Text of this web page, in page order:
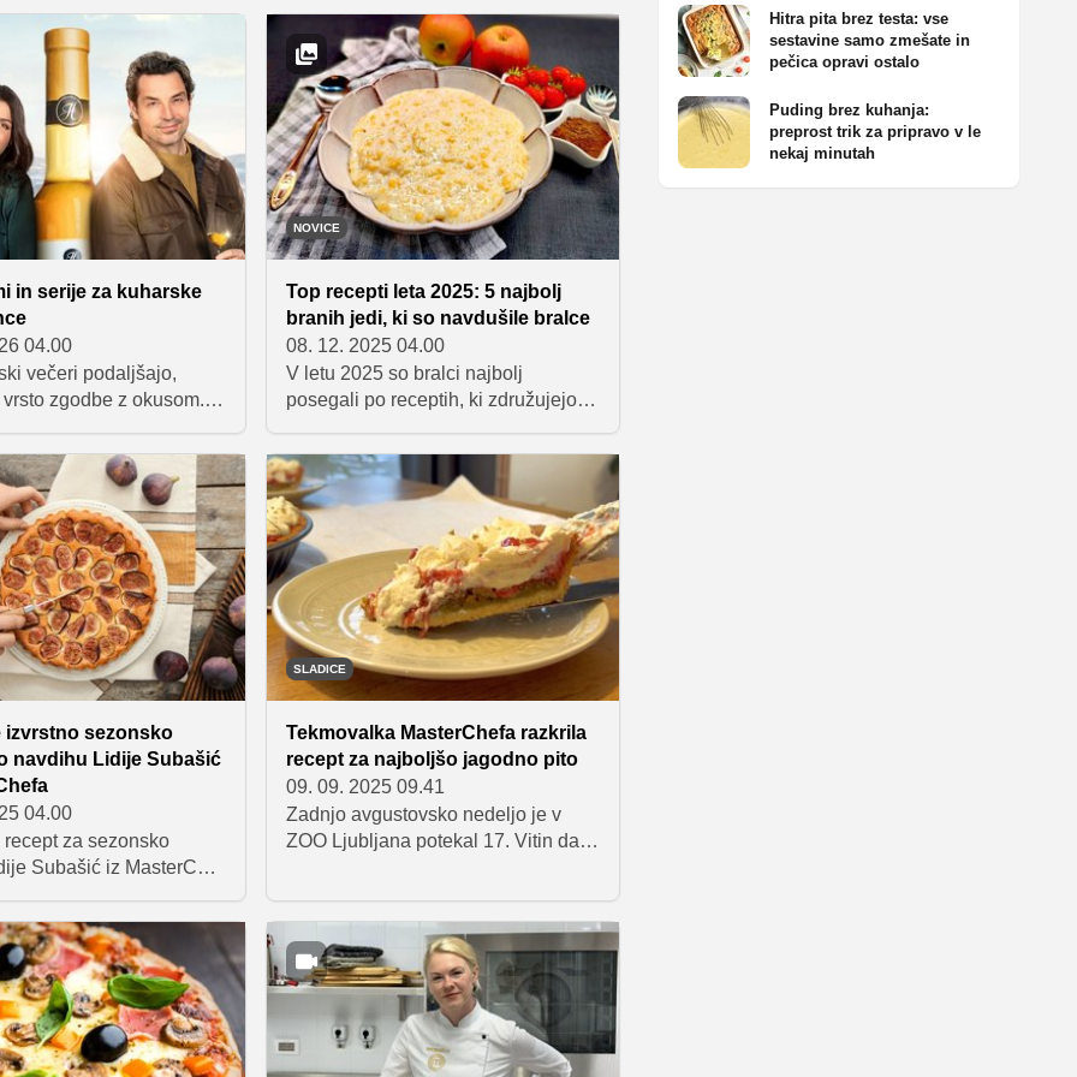
v 11. sezoni
Slovenija, je ustvarila
gnezdeca v
Ta nežna sladica
paša za oči, ampak tudi
za brbončice.
pripravljate – od najbolj priljubljenih
receptov do malce drugačnih
različic, s katerimi boste navdušili
domače in goste.
in serije za kuharske
04.00
večeri podaljšajo,
zgodbe z okusom.
oddaj in
tujih filmov, ki
zabavajo in ogrejejo.
pripravili izbor, ki ga
ne smejo
NOVICE
Top recepti leta 2025: 5 najbolj
branih jedi, ki so navdušile bralce
08. 12. 2025 04.00
V letu 2025 so bralci najbolj
posegali po receptih, ki združujejo
posebnosti. Med najbolj branimi
najdemo tri odlične sladice, eno
brezčasno klasiko za družinski obed
ter toplo nostalgično jed, ki nas
popelje v kuhinjo naših babic.
Predstavljamo vam pet receptov, ki
so zaznamovali leto na kulinaričnem
portalu Okusno.je.
izvrstno sezonsko
navdihu Lidije Subašić
04.00
za sezonsko
Subašić iz MasterChef
pridihom.
nepozabno kulinarično
sladkih okusov Istre.
SLADICE
Tekmovalka MasterChefa razkrila
recept za najboljšo jagodno pito
09. 09. 2025 09.41
Zadnjo avgustovsko nedeljo je v
ZOO Ljubljana potekal 17. Vitin dan,
4000 obiskovalcev. Dan je
zaznamovala tudi pravljica o volku,
ki obožuje jagodne pite. Prav ta
ideja nas je navdihnila za
izmenjevalnico receptov za sadne
pite, kjer je sodelovala tudi
Hitra pita brez testa: vse
sestavine samo zmešate in
pečica opravi ostalo
Puding brez kuhanja:
preprost trik za pripravo v le
nekaj minutah